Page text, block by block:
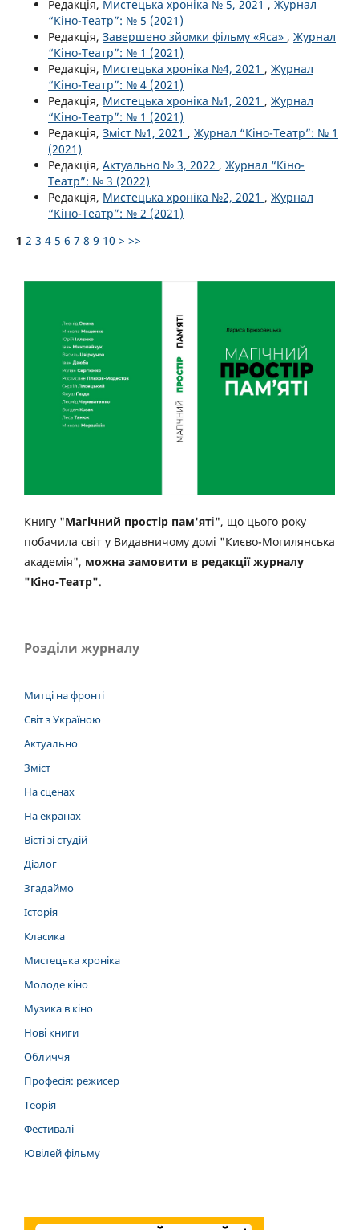
Редакція, Мистецька хроніка № 5, 2021 , Журнал
“Кіно-Театр”: № 5 (2021)
Редакція, Завершено зйомки фільму «Яса» , Журнал
“Кіно-Театр”: № 1 (2021)
Редакція, Мистецька хроніка №4, 2021 , Журнал
“Кіно-Театр”: № 4 (2021)
Редакція, Мистецька хроніка №1, 2021 , Журнал
“Кіно-Театр”: № 1 (2021)
Редакція, Зміст №1, 2021 , Журнал “Кіно-Театр”: № 1
(2021)
Редакція, Актуально № 3, 2022 , Журнал “Кіно-
Театр”: № 3 (2022)
Редакція, Мистецька хроніка №2, 2021 , Журнал
“Кіно-Театр”: № 2 (2021)
1 2 3 4 5 6 7 8 9 10 > >>
Книгу "Магічний простір пам'яті", що цього року
побачила світ у Видавничому домі "Києво-Могилянська
академія", можна замовити в редакції журналу
"Кіно-Театр".
Розділи журналу
Митці на фронті
Світ з Україною
Актуально
Зміст
На сценах
На екранах
Вісті зі студій
Діалог
Згадаймо
Історія
Класика
Мистецька хроніка
Молоде кіно
Музика в кіно
Нові книги
Обличчя
Професія: режисер
Теорія
Фестивалі
Ювілей фільму